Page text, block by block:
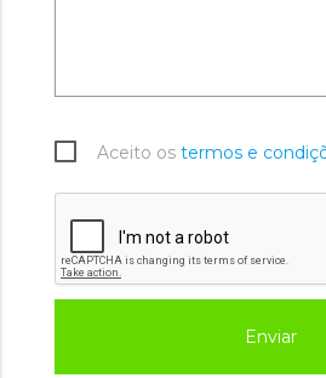
Aceito os termos e
Enviar